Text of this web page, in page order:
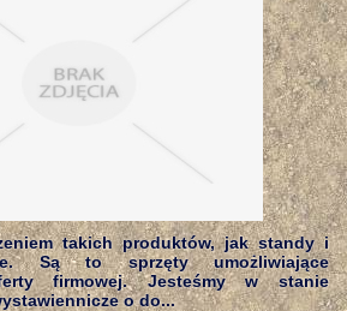
takich produktów, jak standy i
Są to sprzęty umożliwiające
firmowej. Jesteśmy w stanie
o do...